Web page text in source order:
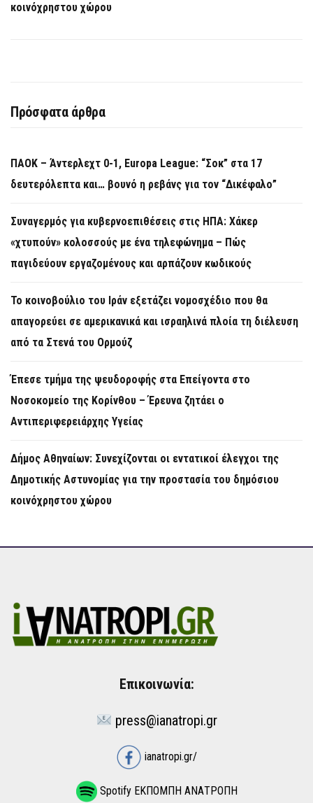
κοινόχρηστου χώρου
Πρόσφατα άρθρα
ΠΑΟΚ – Άντερλεχτ 0-1, Europa League: “Σοκ” στα 17
δευτερόλεπτα και… βουνό η ρεβάνς για τον “Δικέφαλο”
Συναγερμός για κυβερνοεπιθέσεις στις ΗΠΑ: Χάκερ
«χτυπούν» κολοσσούς με ένα τηλεφώνημα – Πώς
παγιδεύουν εργαζομένους και αρπάζουν κωδικούς
Το κοινοβούλιο του Ιράν εξετάζει νομοσχέδιο που θα
απαγορεύει σε αμερικανικά και ισραηλινά πλοία τη διέλευση
από τα Στενά του Ορμούζ
Έπεσε τμήμα της ψευδοροφής στα Επείγοντα στο
Νοσοκομείο της Κορίνθου – Έρευνα ζητάει ο
Αντιπεριφερειάρχης Υγείας
Δήμος Αθηναίων: Συνεχίζονται οι εντατικοί έλεγχοι της
Δημοτικής Αστυνομίας για την προστασία του δημόσιου
κοινόχρηστου χώρου
Επικοινωνία:
press@ianatropi.gr
ianatropi.gr/
Spotify ΕΚΠΟΜΠΗ ΑΝΑΤΡΟΠΗ